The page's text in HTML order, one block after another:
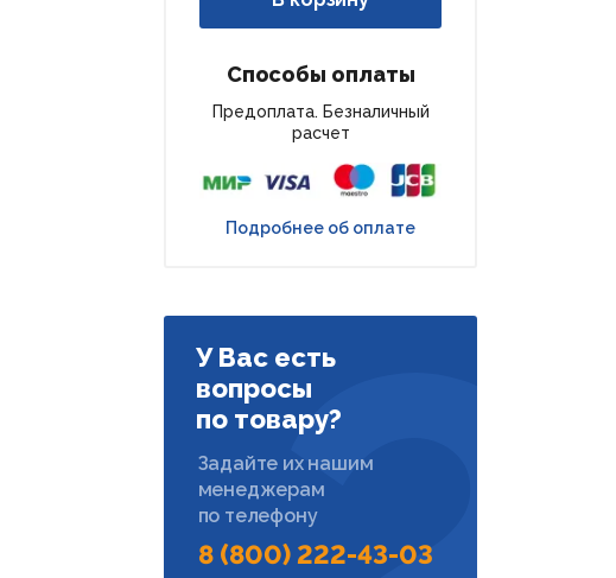
Способы оплаты
Предоплата. Безналичный
расчет
Подробнее об оплате
У Вас есть
вопросы
по товару?
Задайте их нашим
менеджерам
по телефону
8 (800) 222-43-03